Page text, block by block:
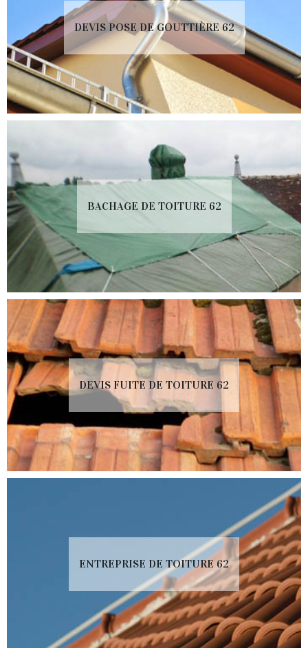
DEVIS POSE DE GOUTTIÈRE 62
BACHAGE DE TOITURE 62
DEVIS FUITE DE TOITURE 62
ENTREPRISE DE TOITURE 62